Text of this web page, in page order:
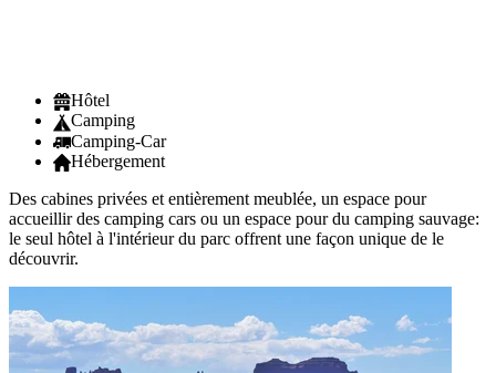
Hôtel
Camping
Camping-Car
Hébergement
Des cabines privées et entièrement meublée, un espace pour
accueillir des camping cars ou un espace pour du camping sauvage:
le seul hôtel à l'intérieur du parc offrent une façon unique de le
découvrir.